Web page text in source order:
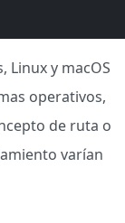
Linux y macOS
operativos,
de ruta o
varían